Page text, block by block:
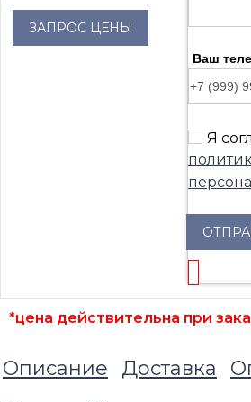
ЗАПРОС ЦЕНЫ
Ваш
Я
*цена действительна при
Описание Доставка